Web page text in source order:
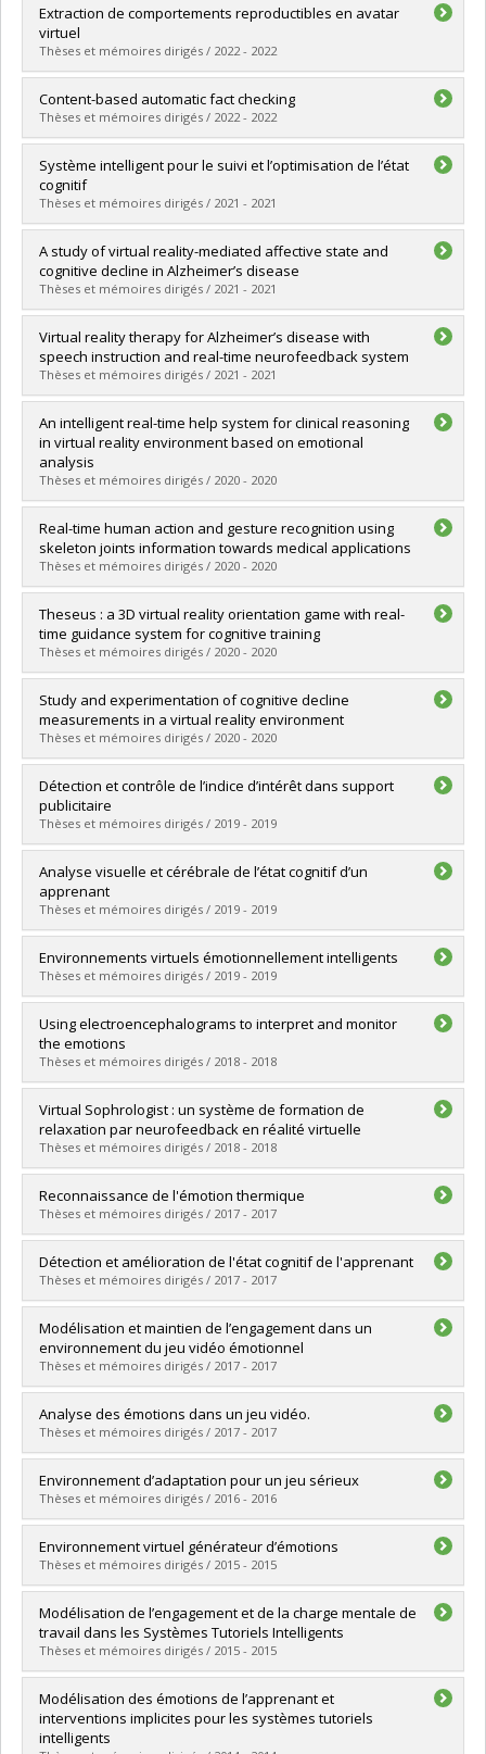
Graduate :Aghajani, Mahsa
Cycle :
Grade :M. Sc.
Lien vers le document dans Papyrus
Extraction de comportements reproductibles en avatar
virtuel
Thèses et mémoires dirigés / 2022 - 2022
Graduate :Dare, Kodjine
Cycle : Master's
Grade :M. Sc.
Content-based automatic fact checking
Thèses et mémoires dirigés / 2022 - 2022
Graduate :Orthlieb, Teo
Cycle :Master's
Grade :M. Sc.
Lien vers le document dans Papyrus
Système intelligent pour le suivi et l’optimisation de l’état
cognitif
Thèses et mémoires dirigés / 2021 - 2021
Graduate :Ben Abdessalem, Hamdi
Cycle :Doctoral
Grade :Ph. D.
Lien vers le document dans Papyrus
A study of virtual reality-mediated affective state and
cognitive decline in Alzheimer’s disease
Thèses et mémoires dirigés / 2021 - 2021
Graduate :Byrns, Alexie
Cycle :Master's
Grade :M. Sc.
Lien vers le document dans Papyrus
Virtual reality therapy for Alzheimer’s disease with
speech instruction and real-time neurofeedback system
Thèses et mémoires dirigés / 2021 - 2021
Graduate :Ai, Yan
Cycle :Master's
Grade :M. Sc.
Lien vers le document dans Papyrus
An intelligent real-time help system for clinical reasoning
in virtual reality environment based on emotional
analysis
Thèses et mémoires dirigés / 2020 - 2020
Graduate :Ye, Qiang
Cycle :Master's
Grade :M. Sc.
Lien vers le document dans Papyrus
Real-time human action and gesture recognition using
skeleton joints information towards medical applications
Thèses et mémoires dirigés / 2020 - 2020
Graduate : Kibbanahalli Shivalingappa, Marulasidda Swamy
Cycle :Master's
Grade :M. Sc.
Lien vers le document dans Papyrus
Theseus : a 3D virtual reality orientation game with real-
time guidance system for cognitive training
Thèses et mémoires dirigés / 2020 - 2020
Graduate :Jha, Manish Kumar
Cycle :Master's
Grade :M. Sc.
Lien vers le document dans Papyrus
Study and experimentation of cognitive decline
measurements in a virtual reality environment
Thèses et mémoires dirigés / 2020 - 2020
Graduate :Dakoure, Caroline
Cycle :Master's
Grade :M. Sc.
Lien vers le document dans Papyrus
Détection et contrôle de l’indice d’intérêt dans support
publicitaire
Thèses et mémoires dirigés / 2019 - 2019
Graduate :Isabelle, Maxime
Cycle :Master's
Grade :M. Sc.
Lien vers le document dans Papyrus
Analyse visuelle et cérébrale de l’état cognitif d’un
apprenant
Thèses et mémoires dirigés / 2019 - 2019
Graduate :Ben Khedher, Asma
Cycle : Doctoral
Grade :Ph. D.
Environnements virtuels émotionnellement intelligents
Thèses et mémoires dirigés / 2019 - 2019
Graduate :Benlamine, Mohamed Sahbi
Cycle :Doctoral
Grade :Ph. D.
Lien vers le document dans Papyrus
Using electroencephalograms to interpret and monitor
the emotions
Thèses et mémoires dirigés / 2018 - 2018
Graduate :Shahab, Amin
Cycle :Master's
Grade :M.S.I.
Lien vers le document dans Papyrus
Virtual Sophrologist : un système de formation de
relaxation par neurofeedback en réalité virtuelle
Thèses et mémoires dirigés / 2018 - 2018
Graduate :Gu, Guoxin
Cycle : Master's
Grade :M. Sc.
Reconnaissance de l'émotion thermique
Thèses et mémoires dirigés / 2017 - 2017
Graduate :Fu, Yang
Cycle : Master's
Grade :M. Sc.
Détection et amélioration de l'état cognitif de l'apprenant
Thèses et mémoires dirigés / 2017 - 2017
Graduate :Ghali, Ramla
Cycle :Doctoral
Grade :Ph. D.
Lien vers le document dans Papyrus
Modélisation et maintien de l’engagement dans un
environnement du jeu vidéo émotionnel
Thèses et mémoires dirigés / 2017 - 2017
Graduate :Bouslimi, Samira
Cycle : Master's
Grade :M. Sc.
Analyse des émotions dans un jeu vidéo.
Thèses et mémoires dirigés / 2017 - 2017
Graduate :Doumbouya, René Lanciné
Cycle : Master's
Grade :M. Sc.
Environnement d’adaptation pour un jeu sérieux
Thèses et mémoires dirigés / 2016 - 2016
Graduate :Ouellet, Sébastien
Cycle : Master's
Grade :M. Sc.
Environnement virtuel générateur d’émotions
Thèses et mémoires dirigés / 2015 - 2015
Graduate :Brosseau, Pierre-Olivier
Cycle : Master's
Grade :M. Sc.
Lien vers le document dans Papyrus
Modélisation de l’engagement et de la charge mentale de
travail dans les Systèmes Tutoriels Intelligents
Thèses et mémoires dirigés / 2015 - 2015
Graduate :Chaouachi, Maher
Cycle :Doctoral
Grade :Ph. D.
Modélisation des émotions de l’apprenant et
interventions implicites pour les systèmes tutoriels
intelligents